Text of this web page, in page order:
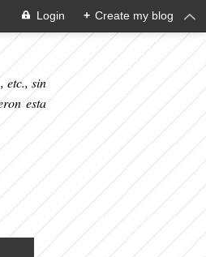
Login + Create my blog
etc., sin
esta